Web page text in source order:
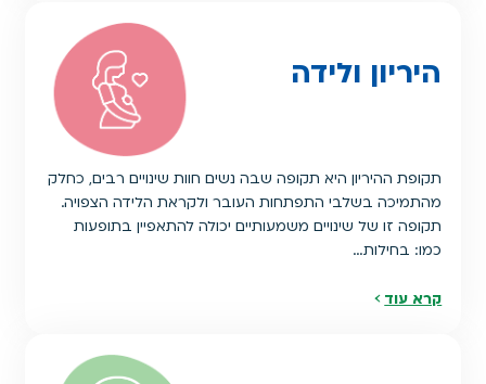
היריון ולידה
תקופת ההיריון היא תקופה שבה נשים חוות שינויים רבים, כחלק
מהתמיכה בשלבי התפתחות העובר ולקראת הלידה הצפויה.
תקופה זו של שינויים משמעותיים יכולה להתאפיין בתופעות
כמו: בחילות…
קרא עוד